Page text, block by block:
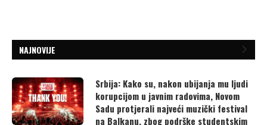
NAJNOVIJE
Srbija: Kako su, nakon ubijanja mu ljudi
korupcijom u javnim radovima, Novom
Sadu protjerali najveći muzički festival
na Balkanu, zbog podrške studentskim